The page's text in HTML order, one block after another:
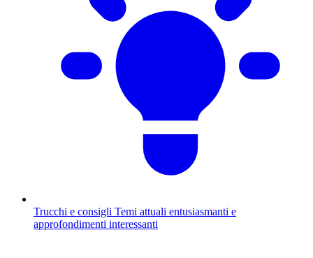
Trucchi e consigli Temi attuali entusiasmanti e
approfondimenti interessanti